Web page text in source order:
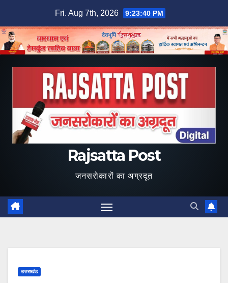
content
Fri. Aug 7th, 2026 9:23:41 PM
Rajsatta Post
जनसरोकारों का अग्रदूत
उत्तराखंड